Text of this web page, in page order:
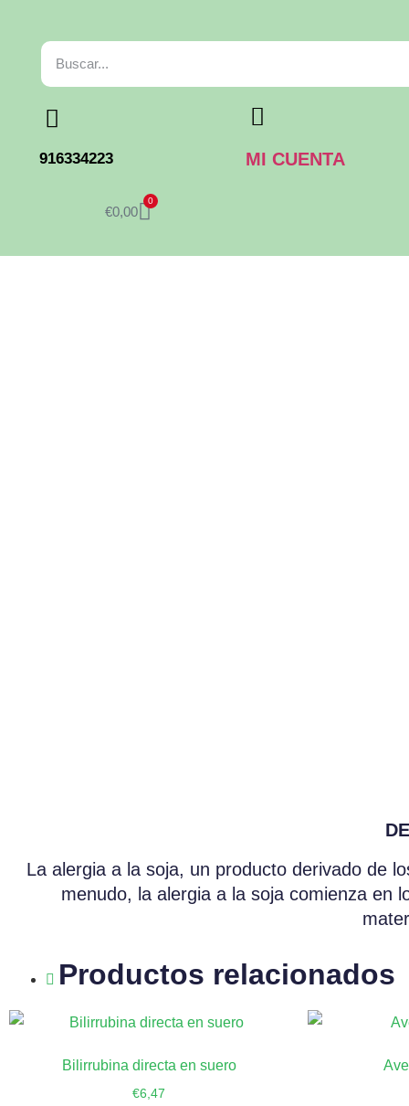
916334223 MI CUENTA
€0,00
0
La alergia a la soja, un producto derivado de
menudo, la alergia a la soja comienza en
Productos relacionados
Bilirrubina directa en suero
€6,47